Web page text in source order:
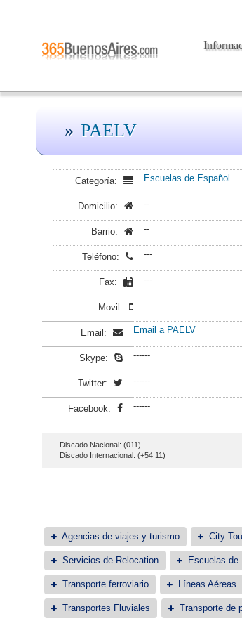
PAELV
Categoría: Escuelas de Español
Domicilio: --
Barrio: --
Teléfono: ---
Fax: ---
Movil:
Email: Email a PAELV
Skype: ------
Twitter: ------
Facebook: ------
Discado Nacional: (011)
Discado Internacional: (+54 11)
Agencias de viajes y turismo City
Servicios de Relocation Escuelas de
Transporte ferroviario Líneas Aéreas
Transportes Fluviales Transporte de